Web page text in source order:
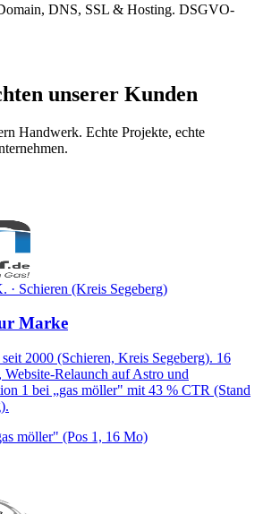
DNS, SSL & Hosting. DSGVO-
unserer Kunden
Handwerk. Echte Projekte, echte
· Schieren (Kreis Segeberg)
Marke
2000 (Schieren, Kreis Segeberg). 16
Relaunch auf Astro und
1 bei „gas möller" mit 43 % CTR (Stand
möller" (Pos 1, 16 Mo)